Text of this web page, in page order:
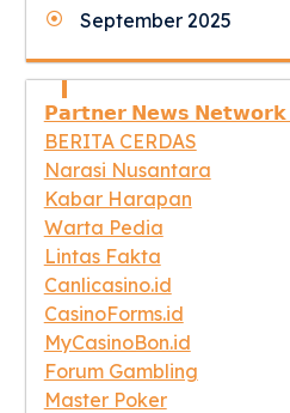
September 2025
𝗣𝗮𝗿𝘁𝗻𝗲𝗿 𝗡𝗲𝘄𝘀 𝗡𝗲𝘁𝘄𝗼𝗿𝗸
BERITA CERDAS
Narasi Nusantara
Kabar Harapan
Warta Pedia
Lintas Fakta
Canlicasino.id
CasinoForms.id
MyCasinoBon.id
Forum Gambling
Master Poker